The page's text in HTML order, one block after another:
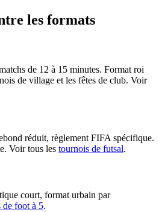
les formats
de 12 à 15 minutes. Format roi
de village et les fêtes de club. Voir
réduit, règlement FIFA spécifique.
Voir tous les tournois de futsal.
court, format urbain par
de foot à 5.